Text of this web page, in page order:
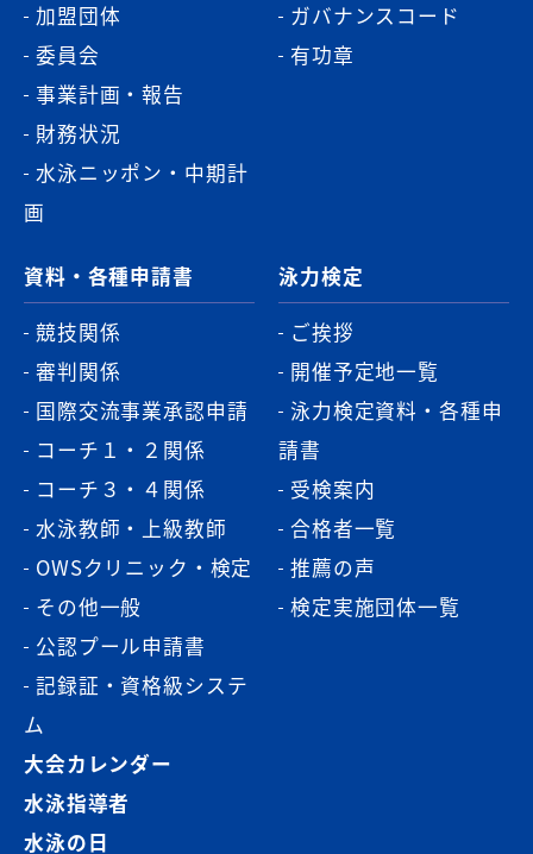
加盟団体
委員会
事業計画・報告
財務状況
水泳ニッポン・中期計
画
ガバナンスコード
有功章
資料・各種申請書
競技関係
審判関係
国際交流事業承認申請
コーチ１・２関係
コーチ３・４関係
水泳教師・上級教師
OWSクリニック・検定
その他一般
公認プール申請書
記録証・資格級システ
ム
泳力検定
ご挨拶
開催予定地一覧
泳力検定資料・各種申
請書
受検案内
合格者一覧
推薦の声
検定実施団体一覧
大会カレンダー
水泳指導者
水泳の日